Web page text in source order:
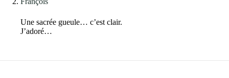
Une sacrée gueule… c’est clair.
J’adoré…